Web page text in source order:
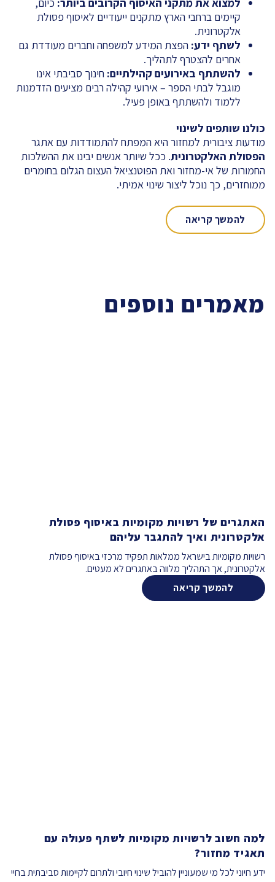
קיימים ברחבי הארץ מתקנים ייעודיים לאיסוף פסולת
אלקטרונית.
לשתף ידע: הפצת המידע למשפחה וחברים מעודדת גם
אחרים להצטרף לתהליך.
להשתתף באירועים קהילתיים: חינוך סביבתי אינו
מוגבל לבתי הספר – אירועי קהילה רבים מציעים הזדמנות
ללמוד ולהשתתף באופן פעיל.
כולנו שותפים לשינוי
מודעות ציבורית למחזור היא המפתח להתמודדות עם אתגר
הפסולת האלקטרונית. ככל שיותר אנשים יבינו את ההשלכות
החמורות של אי-מחזור ואת הפוטנציאל העצום הגלום בחומרים
ממוחזרים, כך נוכל ליצור שינוי אמיתי.
להמשך קריאה
מאמרים נוספים
האתגרים של רשויות מקומיות באיסוף פסולת
אלקטרונית ואיך להתגבר עליהם
רשויות מקומיות בישראל ממלאות תפקיד מרכזי באיסוף פסולת
אלקטרונית, אך התהליך מלווה באתגרים לא מעטים.
להמשך קריאה
למה חשוב לרשויות מקומיות לשתף פעולה עם
תאגיד מחזור?
ידע חיוני לכל מי שמעוניין להוביל שינוי חיובי ולתרום לקיימות סביבתית בחיי